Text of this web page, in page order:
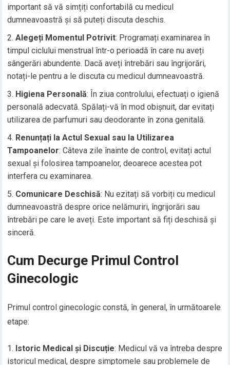
important să vă simțiți confortabilă cu medicul
dumneavoastră și să puteți discuta deschis.
Alegeți Momentul Potrivit: Programați examinarea în
timpul ciclului menstrual într-o perioadă în care nu aveți
sângerări abundente. Dacă aveți întrebări sau îngrijorări,
notați-le pentru a le discuta cu medicul dumneavoastră.
Higiena Personală: În ziua controlului, efectuați o igienă
personală adecvată. Spălați-vă în mod obișnuit, dar evitați
utilizarea de parfumuri sau deodorante în zona genitală.
Renunțați la Actul Sexual sau la Utilizarea
Tampoanelor: Câteva zile înainte de control, evitați actul
sexual și folosirea tampoanelor, deoarece acestea pot
interfera cu examinarea.
Comunicare Deschisă: Nu ezitați să vorbiți cu medicul
dumneavoastră despre orice nelămuriri, îngrijorări sau
întrebări pe care le aveți. Este important să fiți deschisă și
sinceră.
Cum Decurge Primul Control
Ginecologic
Primul control ginecologic constă, în general, în următoarele
etape:
Istoric Medical și Discuție: Medicul vă va întreba despre
istoricul medical, despre simptomele sau problemele de